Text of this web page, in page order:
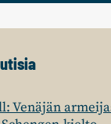
Venäjän